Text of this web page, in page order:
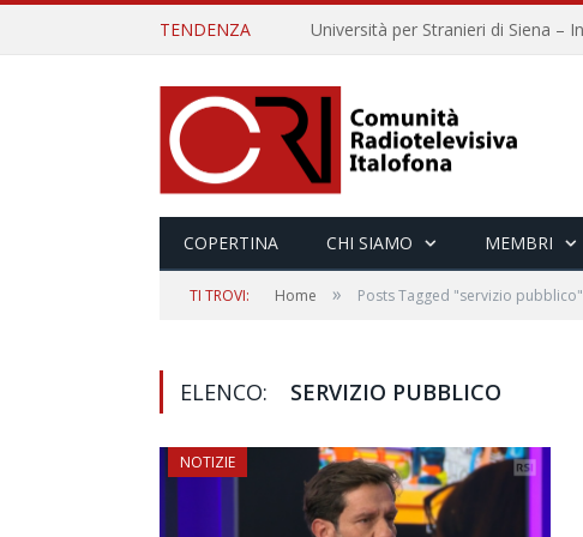
TENDENZA
COPERTINA CHI SIAMO MEMBRI
TI TROVI: Home » Posts Tagged "servizio pubblico"
ELENCO: SERVIZIO PUBBLICO
NOTIZIE